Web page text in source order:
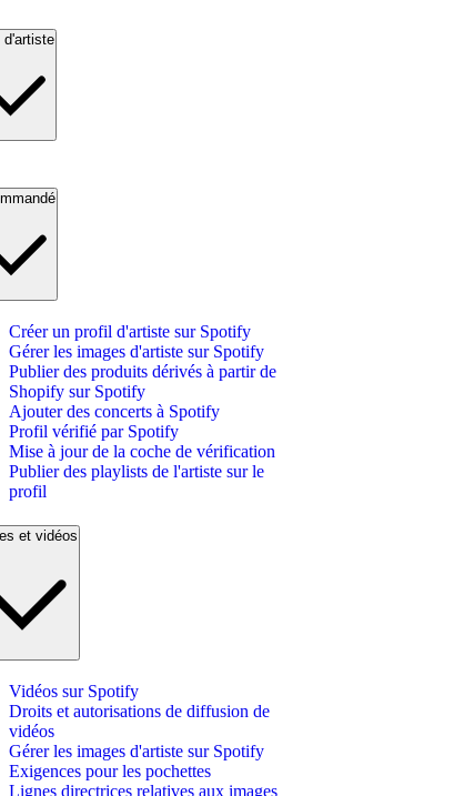
d'artiste
Créer un profil d'artiste sur Spotify
Gérer les images d'artiste sur Spotify
Publier des produits dérivés à partir de
Shopify sur Spotify
Ajouter des concerts à Spotify
Profil vérifié par Spotify
Mise à jour de la coche de vérification
Publier des playlists de l'artiste sur le
profil
et vidéos
Vidéos sur Spotify
Droits et autorisations de diffusion de
vidéos
Gérer les images d'artiste sur Spotify
Exigences pour les pochettes
Lignes directrices relatives aux images